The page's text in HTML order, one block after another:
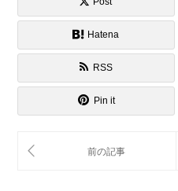
Hatena
RSS
Pin it